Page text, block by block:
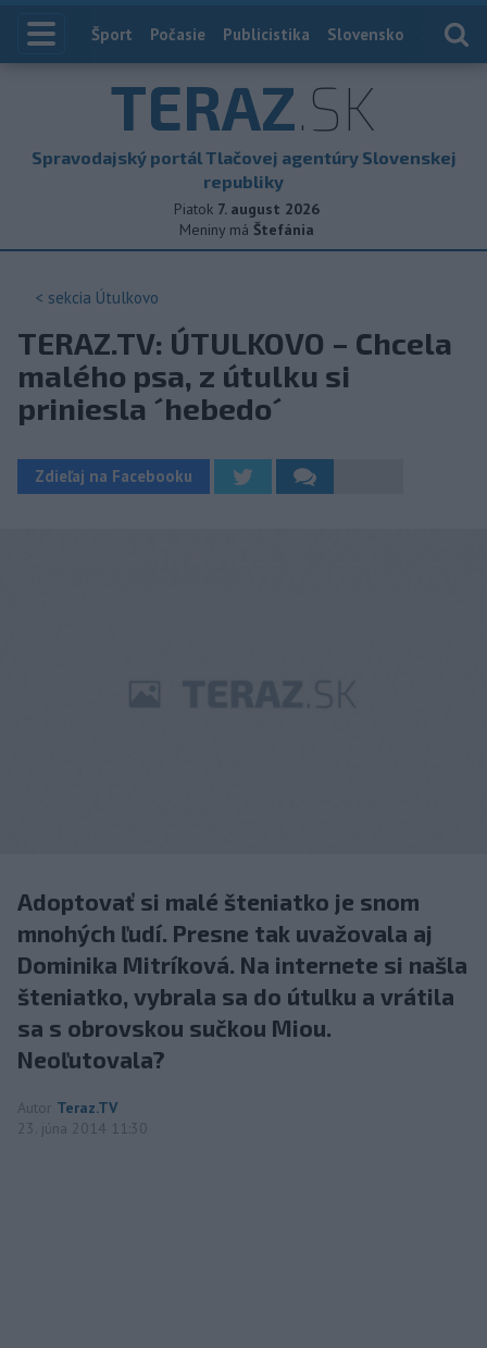
Index
Šport Počasie Publicistika Slovensko
TERAZ.SK
Spravodajský portál Tlačovej agentúry Slovenskej
republiky
Piatok 7. august 2026
Meniny má Štefánia
< sekcia Útulkovo
TERAZ.TV: ÚTULKOVO – Chcela
malého psa, z útulku si
priniesla ´hebedo´
Zdieľaj na Facebooku
Adoptovať si malé šteniatko je snom
mnohých ľudí. Presne tak uvažovala aj
Dominika Mitríková. Na internete si našla
šteniatko, vybrala sa do útulku a vrátila
sa s obrovskou sučkou Miou.
Neoľutovala?
Autor Teraz.TV
23. júna 2014 11:30